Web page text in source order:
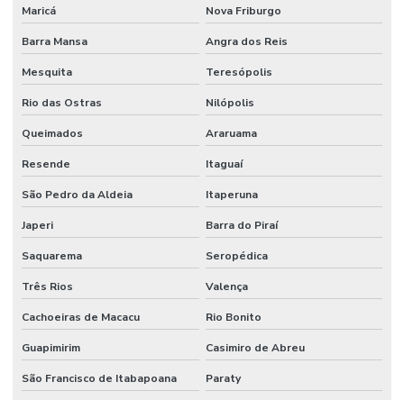
Serra fita para desdobro de toras de madeira a venda
Serra fita estiletada
Serra fita horizontal para toras
Serra fita industrial para madeira
Serra fita larga
Serra fita para madeira
Serra fita para madeira grande
Serra fita para madeira industrial
Serra fita metal duro
Serra fita com vídea
Maricá Nova Friburgo
Barra Mansa Angra dos Reis
Mesquita Teresópolis
Rio das Ostras Nilópolis
Queimados Araruama
Resende Itaguaí
São Pedro da Aldeia Itaperuna
Japeri Barra do Piraí
Saquarema Seropédica
Três Rios Valença
Cachoeiras de Macacu Rio Bonito
Guapimirim Casimiro de Abreu
São Francisco de Itabapoana Paraty